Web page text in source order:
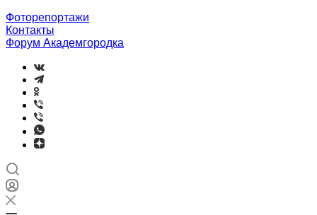
Фоторепортажи
Контакты
Форум Академгородка